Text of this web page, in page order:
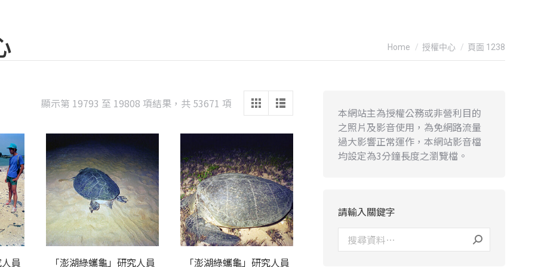
You are here:
Home 授權中心 頁面 1238
顯示第 19793 至 19808 項結果，共 53671 項 Sorted
latest
員 「澎湖綠蠵龜」研究人員 「澎湖綠蠵龜」研究人員
本網站主為授權公務或非營利目的
之照片及影音使用，為免網路流量
過大影響正常運作，本網站影音檔
均設定為3分鐘長度之瀏覽檔。
請輸入關鍵字